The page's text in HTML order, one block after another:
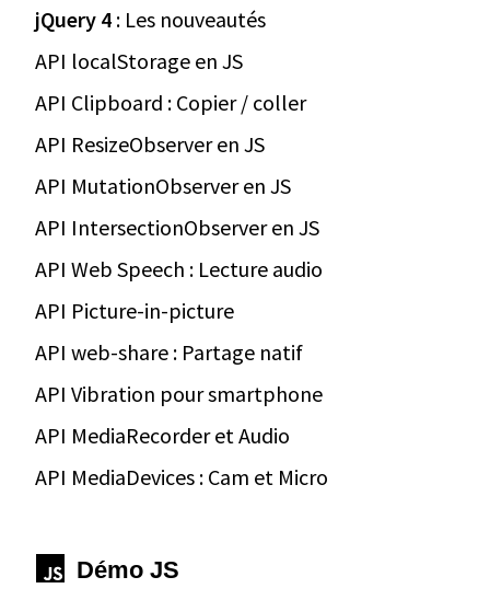
jQuery 4 : Les nouveautés
API localStorage en JS
API Clipboard : Copier / coller
API ResizeObserver en JS
API MutationObserver en JS
API IntersectionObserver en JS
API Web Speech : Lecture audio
API Picture-in-picture
API web-share : Partage natif
API Vibration pour smartphone
API MediaRecorder et Audio
API MediaDevices : Cam et Micro
Démo JS